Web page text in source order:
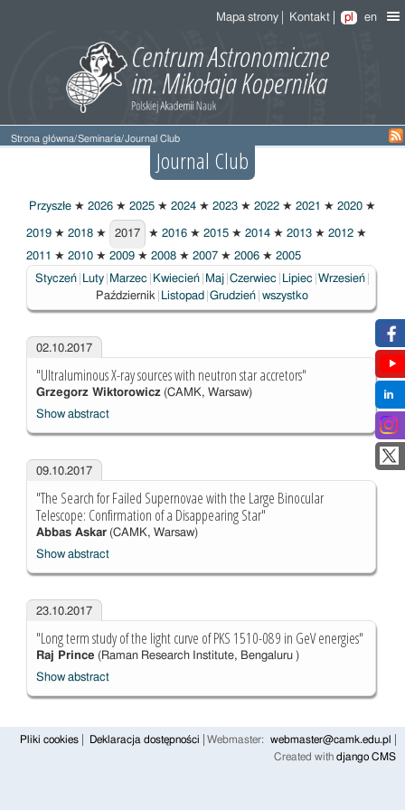
Mapa strony Kontakt pl en
Strona główna/Seminaria/Journal Club
Journal Club
Przyszłe ★ 2026 ★ 2025 ★ 2024 ★ 2023 ★ 2022 ★ 2021 ★ 2020 ★
2019 ★ 2018 ★
2017
2017 ★ 2016 ★ 2015 ★ 2014 ★ 2013 ★ 2012 ★
2011 ★ 2010 ★ 2009 ★ 2008 ★ 2007 ★ 2006 ★ 2005
Styczeń
Luty Marzec Kwiecień Maj Czerwiec Lipiec Wrzesień
Wybrane
Październik Listopad Grudzień wszystko
02.10.2017
"Ultraluminous X-ray sources with neutron star accretors"
Grzegorz Wiktorowicz(CAMK, Warsaw)
Show abstract
09.10.2017
"The Search for Failed Supernovae with the Large Binocular
Telescope: Confirmation of a Disappearing Star"
Abbas Askar(CAMK, Warsaw)
Show abstract
23.10.2017
"Long term study of the light curve of PKS 1510-089 in GeV energies"
Raj Prince (Raman Research Institute, Bengaluru )
Show abstract
Pliki cookies Deklaracja dostępności Webmaster:
webmaster@camk.edu.pl
Created with django CMS